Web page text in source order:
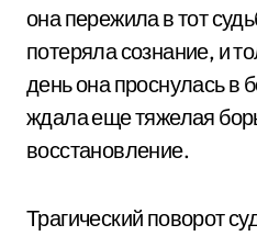
она пережила в тот
потеряла сознание, и
день она проснулась в
ждала еще тяжелая
восстановление.
Трагический поворот